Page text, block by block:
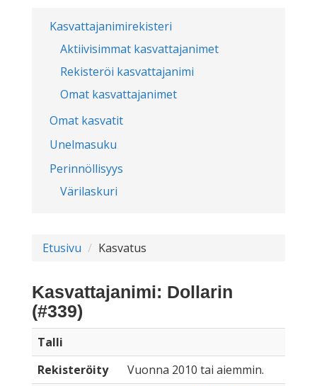
Kasvattajanimirekisteri
Aktiivisimmat kasvattajanimet
Rekisteröi kasvattajanimi
Omat kasvattajanimet
Omat kasvatit
Unelmasuku
Perinnöllisyys
Värilaskuri
Etusivu Kasvatus
Kasvattajanimi: Dollarin
(#339)
Talli
Rekisteröity
Vuonna 2010 tai aiemmin.